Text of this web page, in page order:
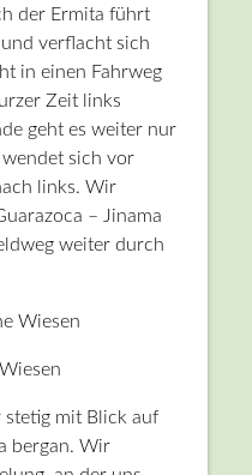
der Ermita führt
verflacht sich
in einen Fahrweg
Zeit links
geht es weiter nur
wendet sich vor
links. Wir
– Jinama
weiter durch
stetig mit Blick auf
bergan. Wir